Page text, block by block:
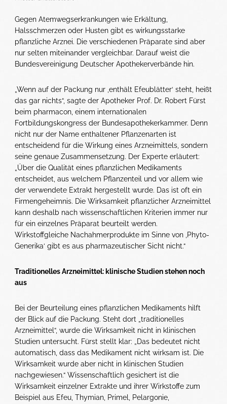
Gegen Atemwegserkrankungen wie Erkältung,
Halsschmerzen oder Husten gibt es wirkungsstarke
pflanzliche Arznei. Die verschiedenen Präparate sind aber
nur selten miteinander vergleichbar. Darauf weist die
Bundesvereinigung Deutscher Apothekerverbände hin.
„Wenn auf der Packung nur ‚enthält Efeublätter‘ steht, heißt
das gar nichts“, sagte der Apotheker Prof. Dr. Robert Fürst
beim pharmacon, einem internationalen
Fortbildungskongress der Bundesapothekerkammer. Denn
nicht nur der Name enthaltener Pflanzenarten ist
entscheidend für die Wirkung eines Arzneimittels, sondern
seine genaue Zusammensetzung. Der Experte erläutert:
„Über die Qualität eines pflanzlichen Medikaments
entscheidet, aus welchem Pflanzenteil und vor allem wie
der verwendete Extrakt hergestellt wurde. Das ist oft ein
Firmengeheimnis. Die Wirksamkeit pflanzlicher Arzneimittel
kann deshalb nach wissenschaftlichen Kriterien immer nur
für ein einzelnes Präparat beurteilt werden.
Wirkstoffgleiche Nachahmerprodukte im Sinne von ‚Phyto-
Generika‘ gibt es aus pharmazeutischer Sicht nicht.“
Traditionelles Arzneimittel: klinische Studien stehen noch
aus
Bei der Beurteilung eines pflanzlichen Medikaments hilft
der Blick auf die Packung. Steht dort „traditionelles
Arzneimittel“, wurde die Wirksamkeit nicht in klinischen
Studien untersucht. Fürst stellt klar: „Das bedeutet nicht
automatisch, dass das Medikament nicht wirksam ist. Die
Wirksamkeit wurde aber nicht in klinischen Studien
nachgewiesen.“ Wissenschaftlich gesichert ist die
Wirksamkeit einzelner Extrakte und ihrer Wirkstoffe zum
Beispiel aus Efeu, Thymian, Primel, Pelargonie,